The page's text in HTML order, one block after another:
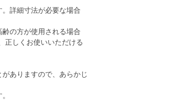
詳細寸法が必要な場合
の方が使用される場合
正しくお使いいただける
ありますので、あらかじ